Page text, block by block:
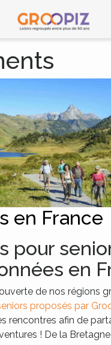
en France
pour
en
de nos régions
proposés par
rencontres afin de
! De la Bretagne